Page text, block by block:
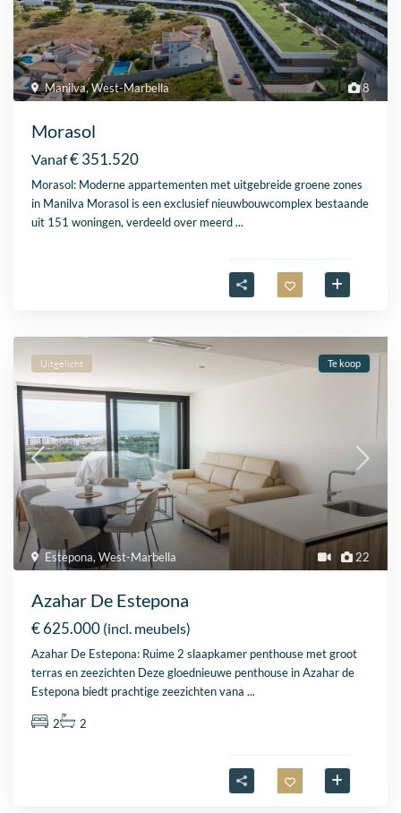
8
Manilva,West-Marbella
Morasol
Vanaf€ 351.520
Morasol: Moderne appartementen met uitgebreide groene zones
in Manilva Morasol is een exclusief nieuwbouwcomplex bestaande
uit 151 woningen, verdeeld over meerd...
22
Estepona,West-Marbella
Uitgelicht Te koop
Azahar De Estepona
€ 625.000 (incl. meubels)
Azahar De Estepona: Ruime 2 slaapkamer penthouse met groot
terras en zeezichten Deze gloednieuwe penthouse in Azahar de
Estepona biedt prachtige zeezichten vana...
2 2